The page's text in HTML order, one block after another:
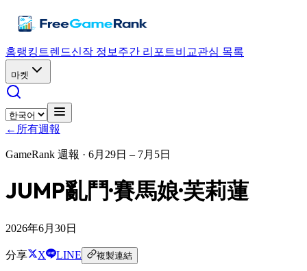
홈랭킹 트렌드신작 정보 주간 리포트비교관심 목록
마켓
← 所有週報
GameRank 週報 · 6月29日 – 7月5日
JUMP亂鬥·賽馬娘·芙莉蓮
2026年6月30日
分享 X LINE 複製連結